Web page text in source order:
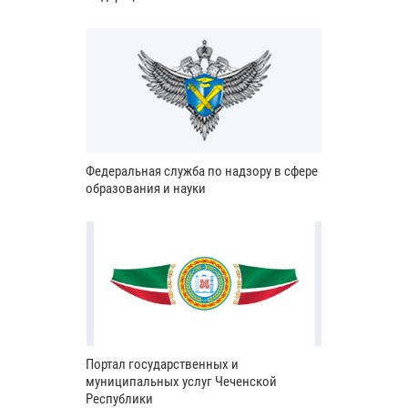
Федеральная служба по надзору в сфере
образования и науки
Портал государственных и
муниципальных услуг Чеченской
Республики